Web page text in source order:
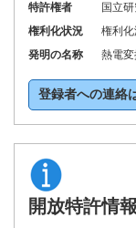
特許権者
国立
権利化状況
権利
発明の名称
熱電
登録者への連絡
開放特許情報